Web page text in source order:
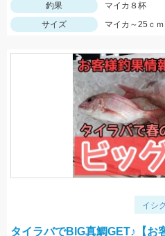
釣果
マイカ８杯
サイズ
マイカ～25ｃｍ
イシ
タイラバでBIG真鯛GET♪【